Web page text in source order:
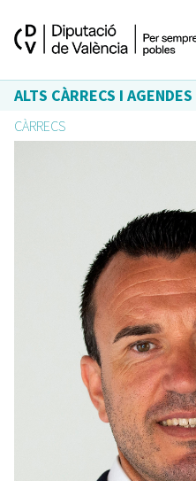
ALTS CÀRRECS I AGENDES
CÀRRECS